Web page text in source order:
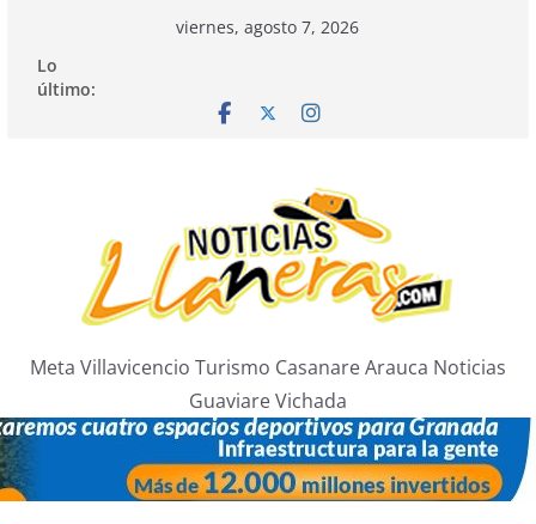
contenido
viernes, agosto 7, 2026
Lo
último:
Meta Villavicencio Turismo Casanare Arauca Noticias
Guaviare Vichada